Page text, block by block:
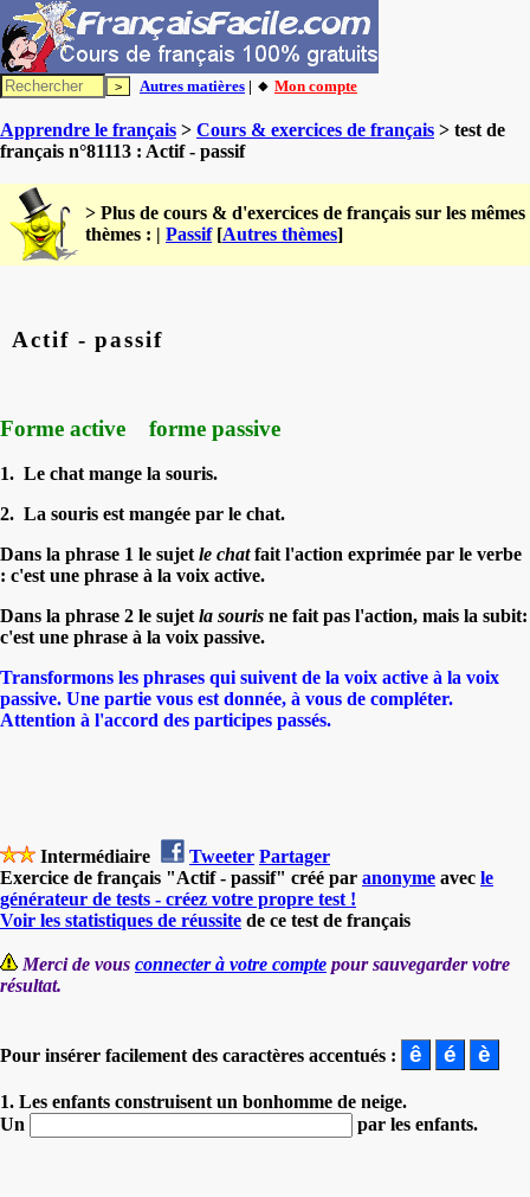
Autres matières | 🔸 Mon compte
Apprendre le français > Cours & exercices de français > test de
français n°81113 : Actif - passif
> Plus de cours & d'exercices de français sur les mêmes
thèmes : | Passif[Autres thèmes]
Actif - passif
Forme active forme passive
1. Le chat mange la souris.
2. La souris est mangée par le chat.
Dans la phrase 1 le sujet le chatfait l'action exprimée par le verbe
: c'est une phrase à la voix active.
Dans la phrase 2 le sujet la souris ne fait pas l'action, mais la subit:
c'est une phrase à la voix passive.
Transformons les phrases qui suivent de la voix active à la voix
passive. Une partie vous est donnée, à vous de compléter.
Attention à l'accord des participes passés.
Intermédiaire Tweeter Partager
Exercice de français "Actif - passif" créé par anonyme avec le
générateur de tests - créez votre propre test !
Voir les statistiques de réussite de ce test de français
Merci de vous connecter à votre compte pour sauvegarder votre
résultat.
Pour insérer facilement des caractères accentués :
1. Les enfants construisent un bonhomme de neige.
Un
par les enfants.